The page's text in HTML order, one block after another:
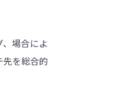
場合によ
先を総合的